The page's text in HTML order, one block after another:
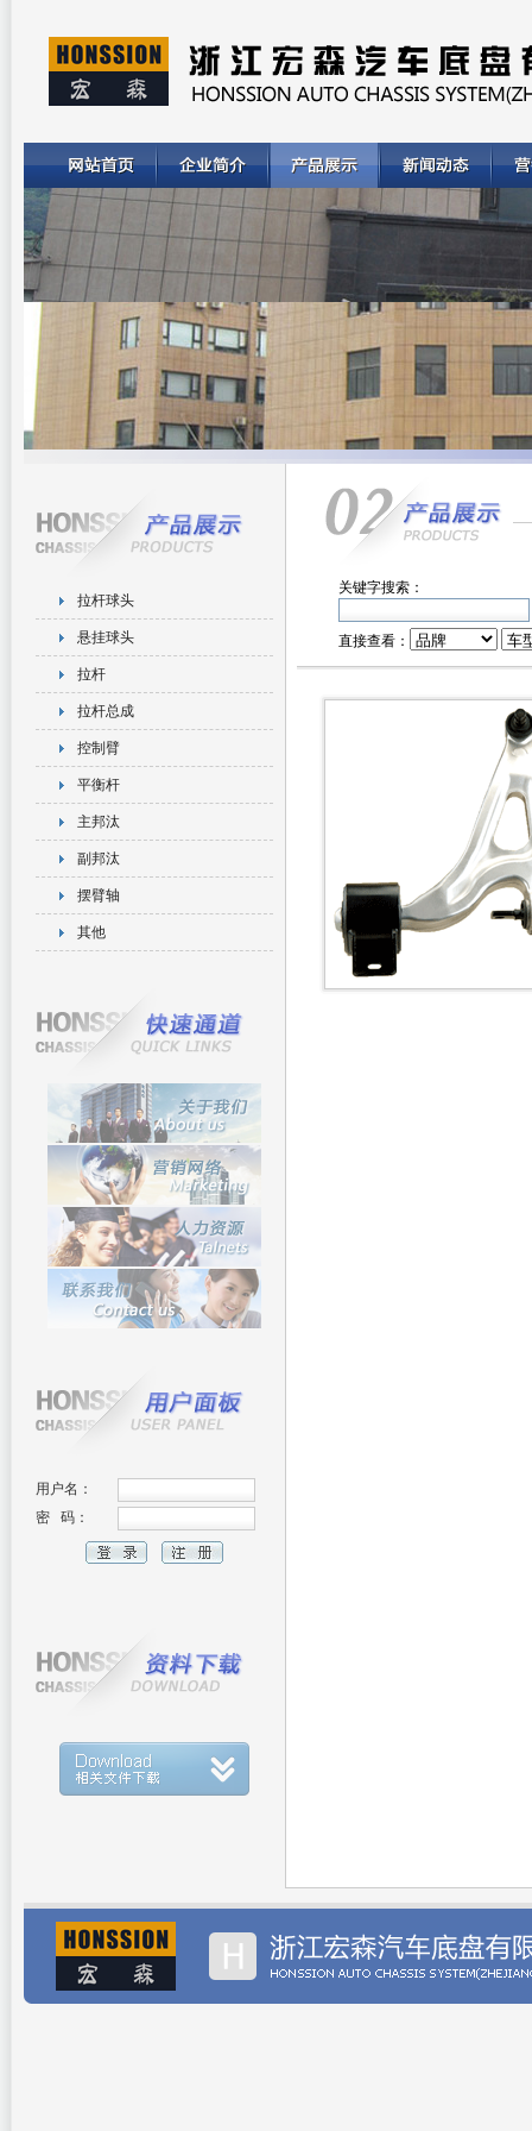
拉杆球头
悬挂球头
拉杆
拉杆总成
控制臂
平衡杆
主邦汰
副邦汰
摆臂轴
其他
用户名：
密 码：
关键字搜索：
直接查看：